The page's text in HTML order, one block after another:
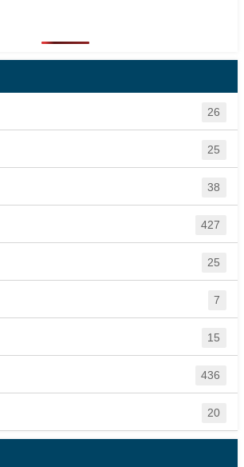
26
25
38
427
25
7
15
436
20